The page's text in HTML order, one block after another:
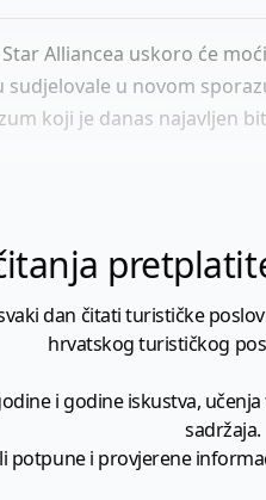
Alliancea uskoro će
u novom
koji je danas najavljen
dan čitati turističke
hrvatskog turističkog
i godine iskustva,
sadržaja.
potpune i provjerene